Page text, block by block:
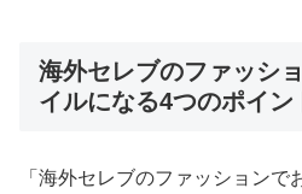
海外セレブのファッシ
イルになる4つのポイン
「海外セレブのファッション